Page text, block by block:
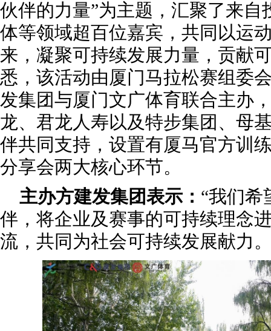
伙伴的力量”为主题，汇聚了来自
体等领域超百位嘉宾，共同以运
来，凝聚可持续发展力量，贡献
悉，该活动由厦门马拉松赛组委
发集团与厦门文广体育联合主办
龙、君龙人寿以及特步集团、母
伴共同支持，设置有厦马官方训
分享会两大核心环节。
主办方建发集团表示： “我们希
伴，将企业及赛事的可持续理念
流，共同为社会可持续发展献力